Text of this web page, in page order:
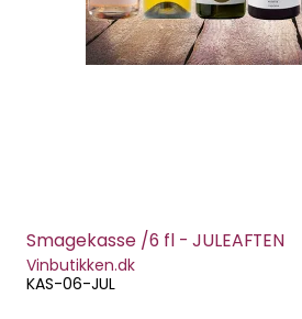
Smagekasse /6 fl - JULEAFTEN
Vinbutikken.dk
KAS-06-JUL